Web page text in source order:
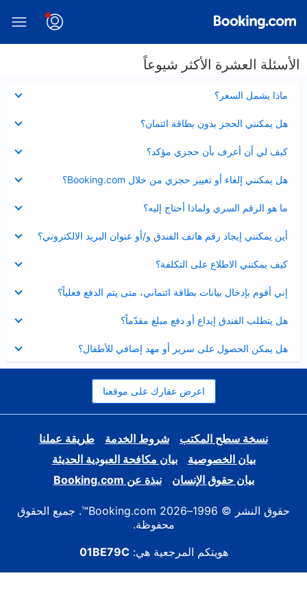
الأسئلة العشرة الأكثر شيوعاً
ماذا يشمل السعر؟
مصغر
هل يمكنني الحجز بدون بطاقة ائتمان؟
مصغر
كيف لي أن أعرف بأن حجزي مؤكد؟
مصغر
هل يمكنني إلغاء أو تغيير حجزي من خلال Booking.com؟
مصغر
ما هو الرقم السري ولماذا أحتاج إليه؟
مصغر
أين يمكنني إيجاد رقم هاتف الفندق و/أو عنوان البريد الالكتروني؟
عرض
مصغر
كيف يمكنني الاطلاع على التكلفة؟
مصغر
إني أقوم بإدخال بيانات بطاقة ائتماني، متى يتم الدفع فعلياً؟
مصغر
هل يتطلب الفندق إيداع أو دفع مبلغ مقدّماً؟
مصغر
هل يمكن الحصول على سرير أو مهد إضافي للأطفال؟
مصغر
اعرض عقارك على موقعنا
نسخة سطح المكتب شروط الخدمة
طريقة عملنا
بيان الخصوصية
بيان مكافحة العبودية الحديثة
بيان حقوق الإنسان
نبذة عن Booking.com
حقوق النشر © 1996–2026 Booking.com™. جميع الحقوق
محفوظة.
هويتكم المرجعية هي:01BE79C